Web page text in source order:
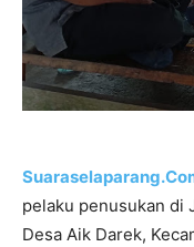
pelaku penusukan di
Desa Aik Darek,